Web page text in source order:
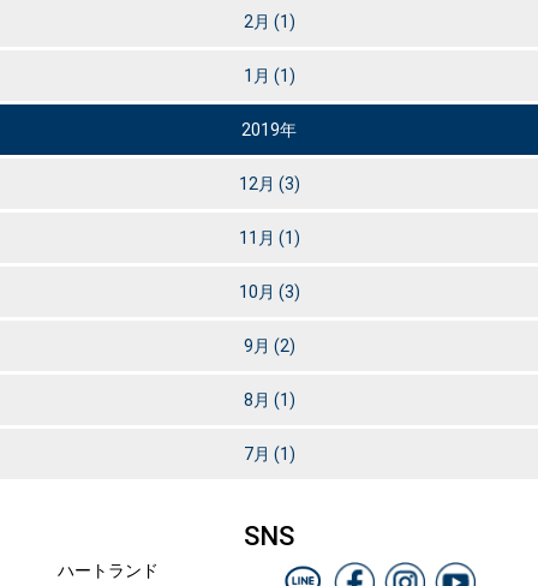
2月 (1)
1月 (1)
2019年
12月 (3)
11月 (1)
10月 (3)
9月 (2)
8月 (1)
7月 (1)
SNS
ハートランド